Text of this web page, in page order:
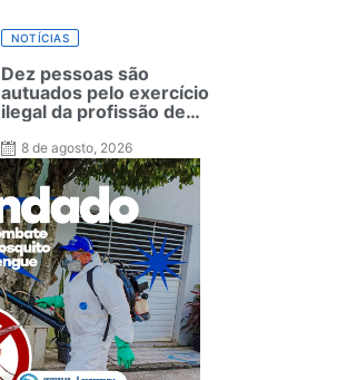
NOTÍCIAS
Dez pessoas são
autuados pelo exercício
ilegal da profissão de
escolas de Pernambuco
8 de agosto, 2026